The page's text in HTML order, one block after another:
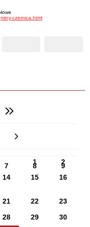
czernica.html
następny rok
następny miesiąc
1 2
7 8
9
14 15 16
21 22 23
28 29 30